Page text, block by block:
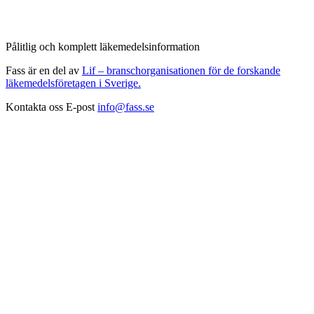
Pålitlig och komplett läkemedelsinformation
Fass är en del av Lif – branschorganisationen för de forskande
läkemedelsföretagen i Sverige.
Kontakta oss E-post info@fass.se